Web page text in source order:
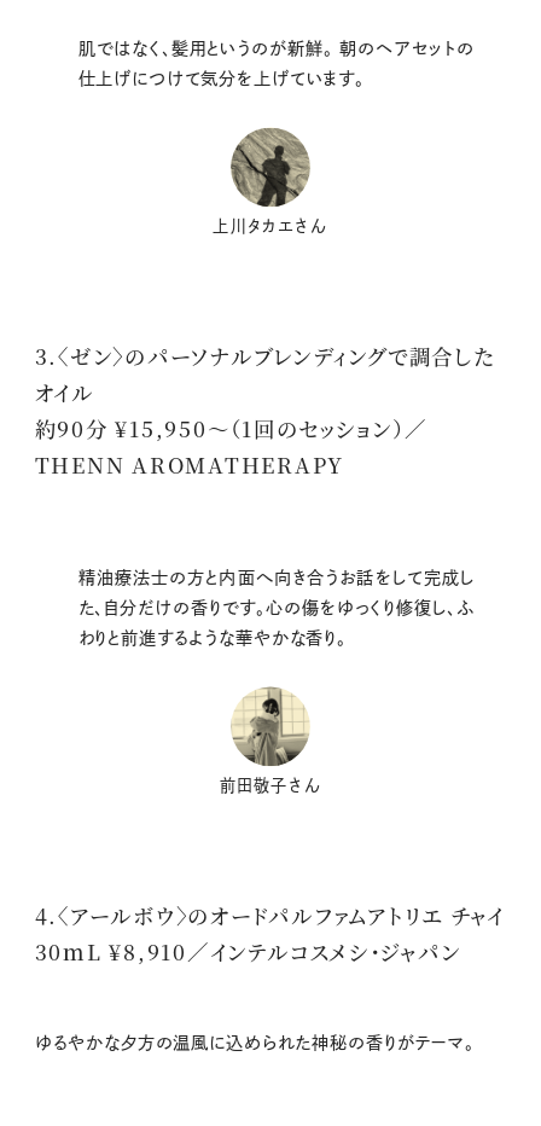
肌ではなく、髪用というのが新鮮。 朝のヘアセットの
仕上げにつけて気分を上げています。
上川タカエさん
3.〈ゼン〉のパーソナルブレンディングで調合した
オイル
約90分 ¥15,950～（1回のセッション）／
THENN AROMATHERAPY
精油療法士の方と内面へ向き合うお話をして完成し
た、自分だけの香りです。心の傷をゆっくり修復し、ふ
わりと前進するような華やかな香り。
前田敬子さん
4.〈アールボウ〉のオードパルファムアトリエ チャイ
30ｍL ¥8,910／インテルコスメシ・ジャパン
ゆるやかな夕方の温風に込められた神秘の香りがテーマ。